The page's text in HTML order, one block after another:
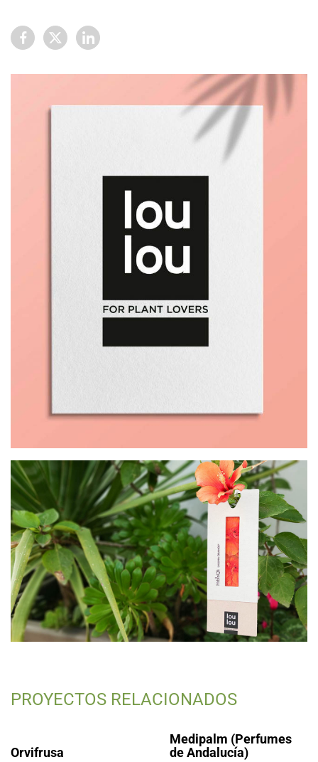
PROYECTOS RELACIONADOS
Orvifrusa
Medipalm (Perfumes
de Andalucía)